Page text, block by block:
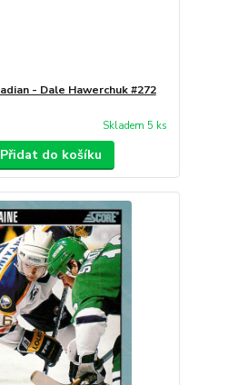
- Dale Hawerchuk #272
Skladem 5 ks
Přidat do košíku